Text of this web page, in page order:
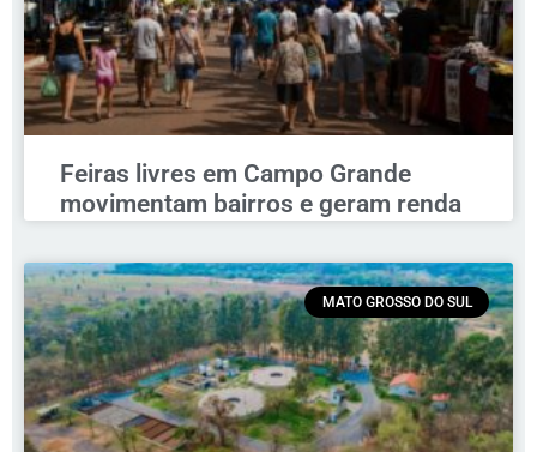
Feiras livres em Campo Grande
movimentam bairros e geram renda
MATO GROSSO DO SUL